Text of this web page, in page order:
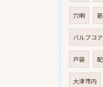
穴明
バルブコア
戸袋
大津市内